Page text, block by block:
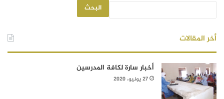
البحث
أخر المقالات
أخبار سارة لكافة المدرسين
27 يونيو، 2020